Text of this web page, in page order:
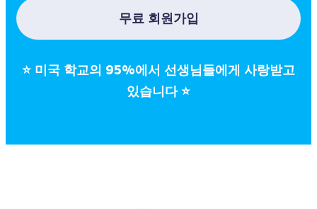
무료 회원가입
⭐ 미국 학교의 95%에서 선생님들에게 사랑받고
있습니다 ⭐